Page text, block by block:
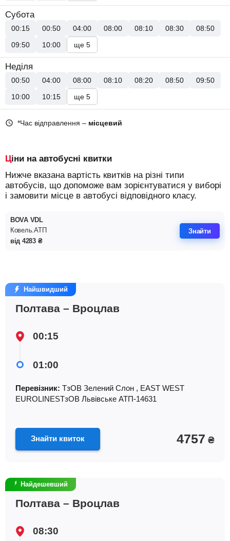
Субота
00:15 00:50 04:00 08:00 08:10 08:30
08:50
09:50
10:00 ще 5
Неділя
00:50 04:00 08:00 08:10 08:20 08:50
09:50
10:00
10:15 ще 5
*Час відправлення – місцевий
Ціни на автобусні квитки
Нижче вказана вартість квитків на різні типи
автобусів, що допоможе вам зорієнтуватися у виборі
і замовити місце в автобусі відповідного класу.
BOVA VDL
Ковель.АТП
від 4283 ₴
Знайти
Найшвидший
Полтава – Вроцлав
00:15
01:00
Перевізник: ТзОВ Зелений Слон , EAST WEST
EUROLINESТзОВ Львiвське АТП-14631
Знайти квиток 4757 ₴
Найдешевший
Полтава – Вроцлав
08:30